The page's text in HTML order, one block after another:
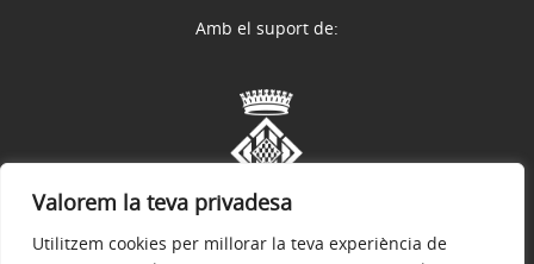
Valorem la teva privadesa
Utilitzem cookies per millorar la teva experiència de
Amb el suport de: